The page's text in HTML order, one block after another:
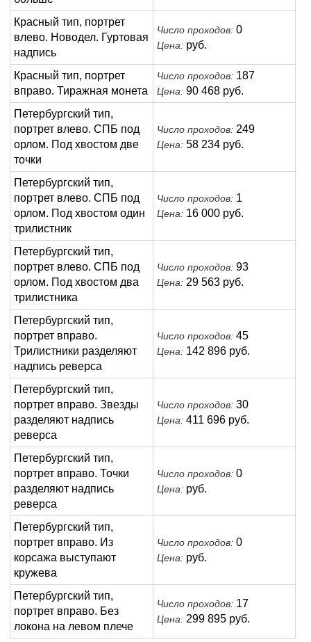
Красный тип, портрет
влево. Новодел. Гуртовая
надпись
Число проходов: 0
Цена: руб.
Красный тип, портрет
вправо. Тиражная монета
Число проходов: 187
Цена: 90 468 руб.
Петербургский тип,
портрет влево. СПБ под
орлом. Под хвостом две
точки
Число проходов: 249
Цена: 58 234 руб.
Петербургский тип,
портрет влево. СПБ под
орлом. Под хвостом один
трилистник
Число проходов: 1
Цена: 16 000 руб.
Петербургский тип,
портрет влево. СПБ под
орлом. Под хвостом два
трилистника
Число проходов: 93
Цена: 29 563 руб.
Петербургский тип,
портрет вправо.
Трилистники разделяют
надпись реверса
Число проходов: 45
Цена: 142 896 руб.
Петербургский тип,
портрет вправо. Звезды
разделяют надпись
реверса
Число проходов: 30
Цена: 411 696 руб.
Петербургский тип,
портрет вправо. Точки
разделяют надпись
реверса
Число проходов: 0
Цена: руб.
Петербургский тип,
портрет вправо. Из
корсажа выступают
кружева
Число проходов: 0
Цена: руб.
Петербургский тип,
портрет вправо. Без
локона на левом плече
Число проходов: 17
Цена: 299 895 руб.